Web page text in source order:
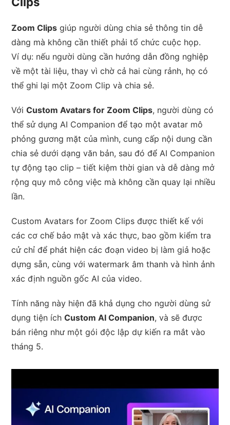
Zoom Clips giúp người dùng chia sẻ thông tin dễ
dàng mà không cần thiết phải tổ chức cuộc họp.
Ví dụ: nếu người dùng cần hướng dẫn đồng nghiệp
về một tài liệu, thay vì chờ cả hai cùng rảnh, họ có
thể ghi lại một Zoom Clip và chia sẻ.
VớiCustom Avatars for Zoom Clips, người dùng có
thể sử dụng AI Companion để tạo một avatar mô
phỏng gương mặt của mình, cung cấp nội dung cần
chia sẻ dưới dạng văn bản, sau đó để AI Companion
tự động tạo clip – tiết kiệm thời gian và dễ dàng mở
rộng quy mô công việc mà không cần quay lại nhiều
lần.
Custom Avatars for Zoom Clips được thiết kế với
các cơ chế bảo mật và xác thực, bao gồm kiểm tra
cử chỉ để phát hiện các đoạn video bị làm giả hoặc
dựng sẵn, cùng với watermark âm thanh và hình ảnh
xác định nguồn gốc AI của video.
Tính năng này hiện đã khả dụng cho người dùng sử
dụng tiện íchCustom AI Companion, và sẽ được
bán riêng như một gói độc lập dự kiến ra mắt vào
tháng 5.